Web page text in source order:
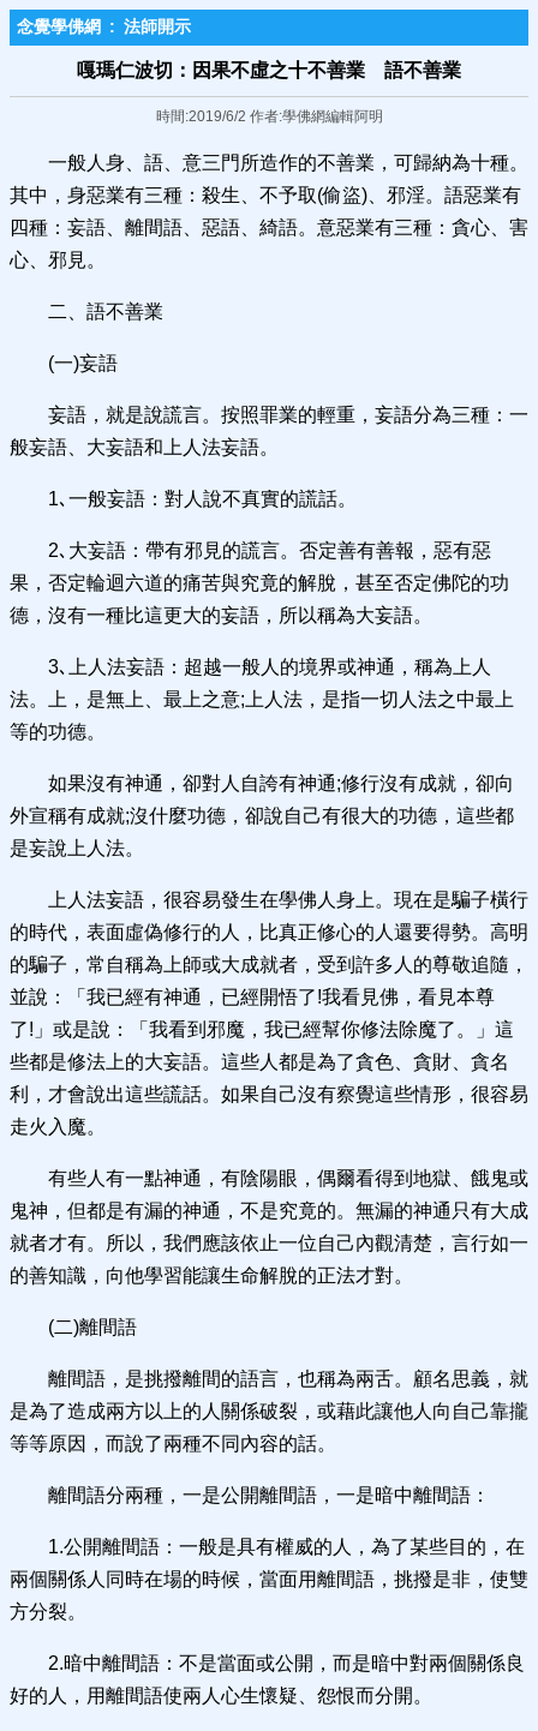
念覺學佛網 : 法師開示
嘎瑪仁波切：因果不虛之十不善業 語不善業
時間:2019/6/2 作者:學佛網編輯阿明
一般人身、語、意三門所造作的不善業，可歸納為十種。
其中，身惡業有三種：殺生、不予取(偷盜)、邪淫。語惡業有
四種：妄語、離間語、惡語、綺語。意惡業有三種：貪心、害
心、邪見。
二、語不善業
(一)妄語
妄語，就是說謊言。按照罪業的輕重，妄語分為三種：一
般妄語、大妄語和上人法妄語。
1､一般妄語：對人說不真實的謊話。
2､大妄語：帶有邪見的謊言。否定善有善報，惡有惡
果，否定輪迴六道的痛苦與究竟的解脫，甚至否定佛陀的功
德，沒有一種比這更大的妄語，所以稱為大妄語。
3､上人法妄語：超越一般人的境界或神通，稱為上人
法。上，是無上、最上之意;上人法，是指一切人法之中最上
等的功德。
如果沒有神通，卻對人自誇有神通;修行沒有成就，卻向
外宣稱有成就;沒什麼功德，卻說自己有很大的功德，這些都
是妄說上人法。
上人法妄語，很容易發生在學佛人身上。現在是騙子橫行
的時代，表面虛偽修行的人，比真正修心的人還要得勢。高明
的騙子，常自稱為上師或大成就者，受到許多人的尊敬追隨，
並說：「我已經有神通，已經開悟了!我看見佛，看見本尊
了!」或是說：「我看到邪魔，我已經幫你修法除魔了。」這
些都是修法上的大妄語。這些人都是為了貪色、貪財、貪名
利，才會說出這些謊話。如果自己沒有察覺這些情形，很容易
走火入魔。
有些人有一點神通，有陰陽眼，偶爾看得到地獄、餓鬼或
鬼神，但都是有漏的神通，不是究竟的。無漏的神通只有大成
就者才有。所以，我們應該依止一位自己內觀清楚，言行如一
的善知識，向他學習能讓生命解脫的正法才對。
(二)離間語
離間語，是挑撥離間的語言，也稱為兩舌。顧名思義，就
是為了造成兩方以上的人關係破裂，或藉此讓他人向自己靠攏
等等原因，而說了兩種不同內容的話。
離間語分兩種，一是公開離間語，一是暗中離間語：
1.公開離間語：一般是具有權威的人，為了某些目的，在
兩個關係人同時在場的時候，當面用離間語，挑撥是非，使雙
方分裂。
2.暗中離間語：不是當面或公開，而是暗中對兩個關係良
好的人，用離間語使兩人心生懷疑、怨恨而分開。